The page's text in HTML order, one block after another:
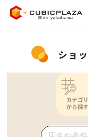
ショ
カテゴリ
から探す